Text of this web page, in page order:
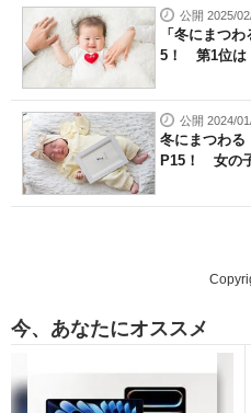
公開 2025/
「冬にまつ
5！ 第1位は
公開 2024/
冬にまつわる
P15！ 女の
今、あなたにオススメ